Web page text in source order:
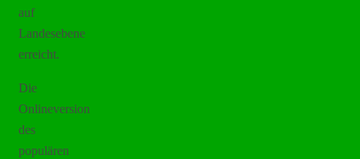
auf
Landesebene
erreicht.
Die
Onlineversion
des
populären